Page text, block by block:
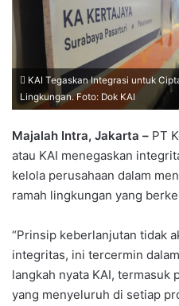
KAI Tegaskan Integrasi untuk
Lingkungan. Foto: Dok KAI
Majalah Intra, Jakarta – PT
atau KAI menegaskan
kelola perusahaan dalam
ramah lingkungan yang
“Prinsip keberlanjutan tidak
integritas, ini tercermin
langkah nyata KAI, termasuk
yang menyeluruh di setiap